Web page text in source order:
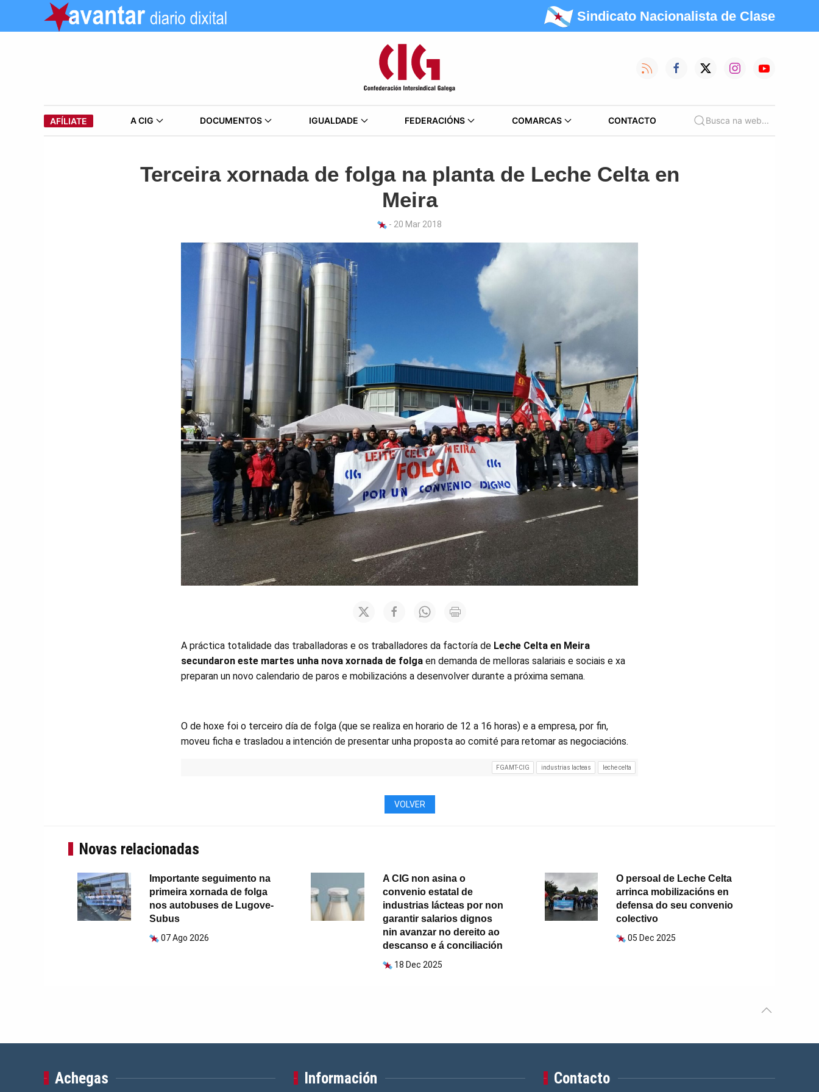
Sindicato Nacionalista de Clase
AFÍLIATE A CIG DOCUMENTOS IGUALDADE FEDERACIÓNS COMARCAS CONTACTO Busca na web...
Terceira xornada de folga na planta de Leche Celta en
Meira
- 20 Mar 2018
A práctica totalidade das traballadoras e os traballadores da factoría de Leche Celta en Meira
secundaron este martes unha nova xornada de folga en demanda de melloras salariais e sociais e xa
preparan un novo calendario de paros e mobilizacións a desenvolver durante a próxima semana.
O de hoxe foi o terceiro día de folga (que se realiza en horario de 12 a 16 horas) e a empresa, por fin,
moveu ficha e trasladou a intención de presentar unha proposta ao comité para retomar as negociacións.
FGAMT-CIG industrias lacteas leche celta
VOLVER
Novas relacionadas
Importante seguimento na
primeira xornada de folga
nos autobuses de Lugove-
Subus
07 Ago 2026
A CIG non asina o
convenio estatal de
industrias lácteas por non
garantir salarios dignos
nin avanzar no dereito ao
descanso e á conciliación
18 Dec 2025
O persoal de Leche Celta
arrinca mobilizacións en
defensa do seu convenio
colectivo
05 Dec 2025
Achegas Información Contacto